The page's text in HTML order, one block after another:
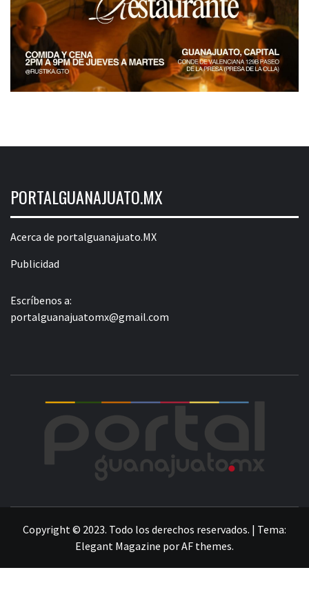
PORTALGUANAJUATO.MX
Acerca de portalguanajuato.MX
Publicidad
Escríbenos a:
portalguanajuatomx@gmail.com
Copyright © 2023. Todo los derechos reservados. | Tema:
Elegant Magazine porAF themes.